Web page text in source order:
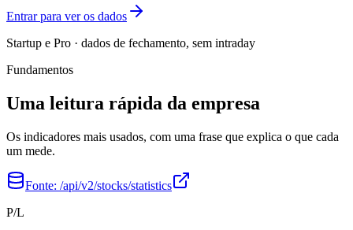
Entrar para ver os dados
Startup e Pro · dados de fechamento, sem intraday
Fundamentos
Uma leitura rápida da empresa
Os indicadores mais usados, com uma frase que explica o que cada
um mede.
Fonte: /api/v2/stocks/statistics
P/L